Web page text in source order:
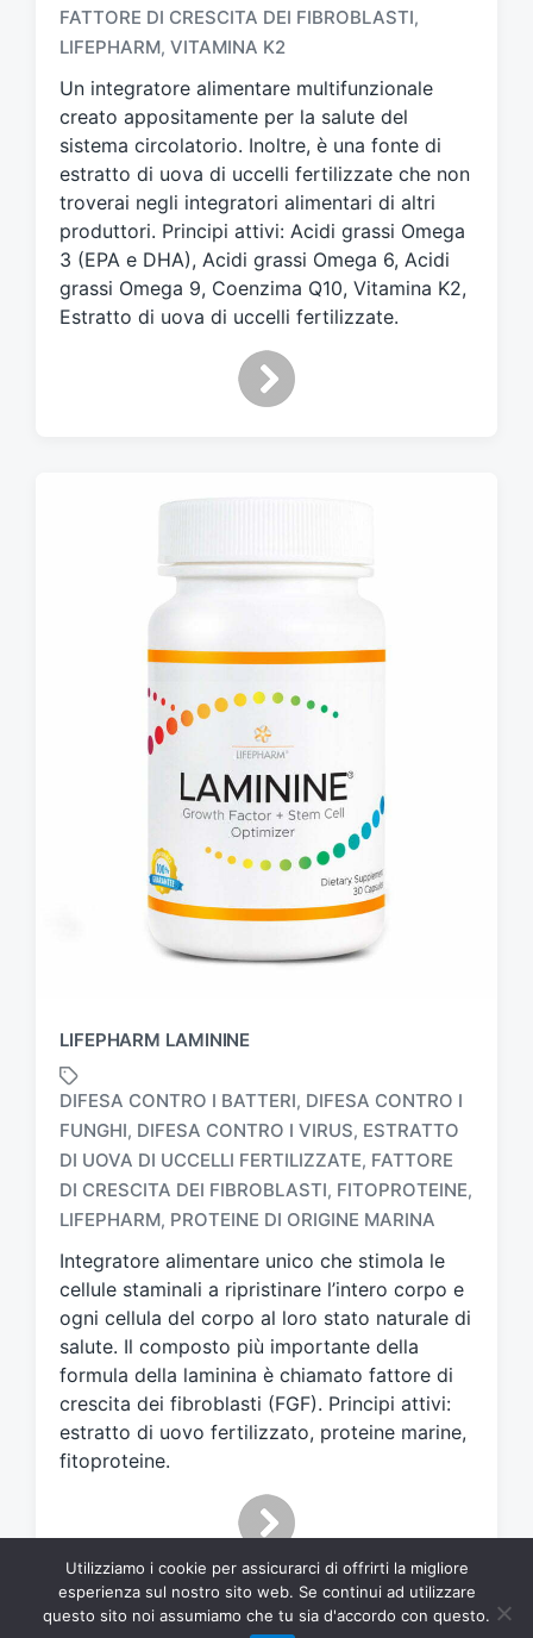
a
g
a
t
o
o
n
FATTORE DI CRESCITA DEI FIBROBLASTI,
LIFEPHARM, VITAMINA K2
Un integratore alimentare multifunzionale
creato appositamente per la salute del
sistema circolatorio. Inoltre, è una fonte di
estratto di uova di uccelli fertilizzate che non
troverai negli integratori alimentari di altri
produttori. Principi attivi: Acidi grassi Omega
3 (EPA e DHA), Acidi grassi Omega 6, Acidi
grassi Omega 9, Coenzima Q10, Vitamina K2,
Estratto di uova di uccelli fertilizzate.
LIFEPHARM LAMININE
T
a
g
a
t
o
o
n
DIFESA CONTRO I BATTERI, DIFESA CONTRO I
FUNGHI, DIFESA CONTRO I VIRUS, ESTRATTO
DI UOVA DI UCCELLI FERTILIZZATE, FATTORE
DI CRESCITA DEI FIBROBLASTI, FITOPROTEINE,
LIFEPHARM, PROTEINE DI ORIGINE MARINA
Integratore alimentare unico che stimola le
cellule staminali a ripristinare l’intero corpo e
ogni cellula del corpo al loro stato naturale di
salute. Il composto più importante della
formula della laminina è chiamato fattore di
crescita dei fibroblasti (FGF). Principi attivi:
estratto di uovo fertilizzato, proteine marine,
fitoproteine.
Utilizziamo i cookie per assicurarci di offrirti la migliore
esperienza sul nostro sito web. Se continui ad utilizzare
questo sito noi assumiamo che tu sia d'accordo con questo.